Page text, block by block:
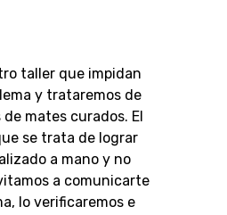
taller que impidan
y trataremos de
de mates curados. El
se trata de lograr
a mano y no
a comunicarte
lo verificaremos e